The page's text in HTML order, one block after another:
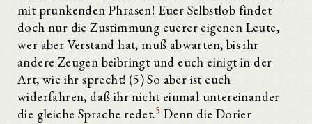
mit prunkenden Phrasen! Euer Selbstlob findet
doch nur die Zustimmung euerer eigenen Leute,
wer aber Verstand hat, muß abwarten, bis ihr
andere Zeugen beibringt und euch einigt in der
Art, wie ihr sprecht! (5) So aber ist euch
widerfahren, daß ihr nicht einmal untereinander
die gleiche Sprache redet.5 Denn die Dorier